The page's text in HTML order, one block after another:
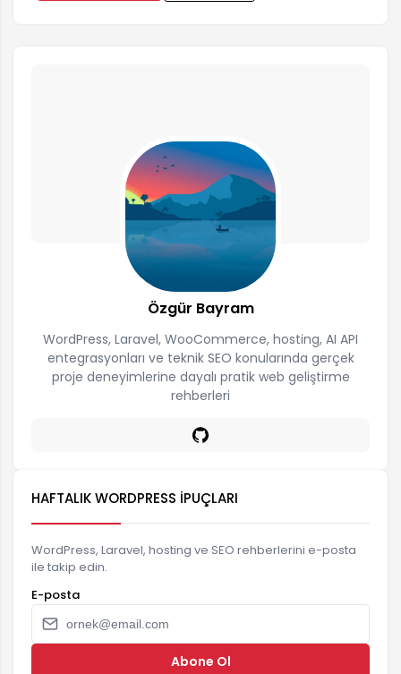
Özgür Bayram
WordPress, Laravel, WooCommerce, hosting, AI API
entegrasyonları ve teknik SEO konularında gerçek
proje deneyimlerine dayalı pratik web geliştirme
rehberleri
HAFTALIK WORDPRESS İPUÇLARI
WordPress, Laravel, hosting ve SEO rehberlerini e-posta
ile takip edin.
E-posta
Abone Ol